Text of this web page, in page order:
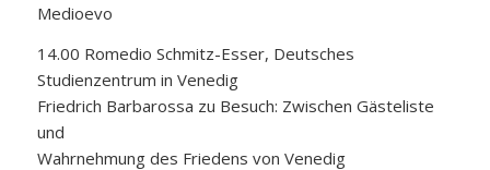
Medioevo
14.00 Romedio Schmitz-Esser, Deutsches
Studienzentrum in Venedig
Friedrich Barbarossa zu Besuch: Zwischen Gästeliste
und
Wahrnehmung des Friedens von Venedig